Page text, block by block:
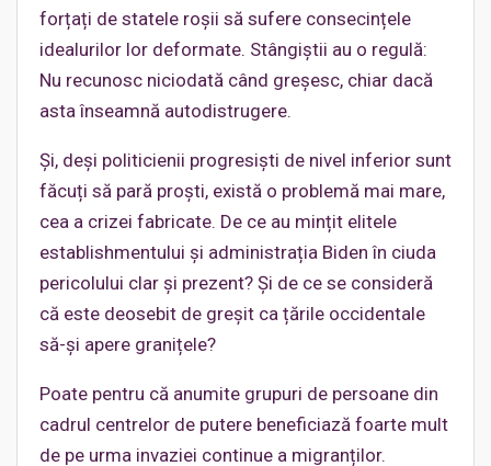
forțați de statele roșii să sufere consecințele
idealurilor lor deformate. Stângiștii au o regulă:
Nu recunosc niciodată când greșesc, chiar dacă
asta înseamnă autodistrugere.
Și, deși politicienii progresiști de nivel inferior sunt
făcuți să pară proști, există o problemă mai mare,
cea a crizei fabricate. De ce au mințit elitele
establishmentului și administrația Biden în ciuda
pericolului clar și prezent? Și de ce se consideră
că este deosebit de greșit ca țările occidentale
să-și apere granițele?
Poate pentru că anumite grupuri de persoane din
cadrul centrelor de putere beneficiază foarte mult
de pe urma invaziei continue a migranților.